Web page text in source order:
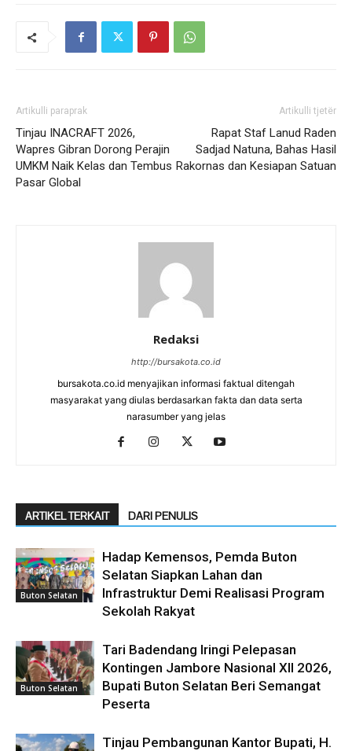
Artikulli paraprak
Tinjau INACRAFT 2026,
Wapres Gibran Dorong Perajin
UMKM Naik Kelas dan Tembus
Pasar Global
Artikulli tjetër
Rapat Staf Lanud Raden
Sadjad Natuna, Bahas Hasil
Rakornas dan Kesiapan Satuan
Redaksi
http://bursakota.co.id
bursakota.co.id menyajikan informasi faktual ditengah
masyarakat yang diulas berdasarkan fakta dan data serta
narasumber yang jelas
ARTIKEL TERKAIT DARI PENULIS
Buton Selatan
Hadap Kemensos, Pemda Buton
Selatan Siapkan Lahan dan
Infrastruktur Demi Realisasi Program
Sekolah Rakyat
Buton Selatan
Tari Badendang Iringi Pelepasan
Kontingen Jambore Nasional XII 2026,
Bupati Buton Selatan Beri Semangat
Peserta
Tinjau Pembangunan Kantor Bupati, H.